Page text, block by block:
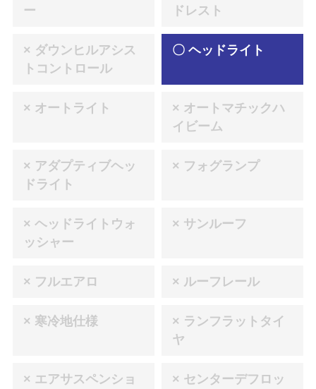
ー
ドレスト
× ダウンヒルアシス
トコントロール
〇 ヘッドライト
× オートライト
× オートマチックハ
イビーム
× アダプティブヘッ
ドライト
× フォグランプ
× ヘッドライトウォ
ッシャー
× サンルーフ
× フルエアロ × ルーフレール
× 寒冷地仕様
× ランフラットタイ
ヤ
× エアサスペンショ
× センターデフロッ